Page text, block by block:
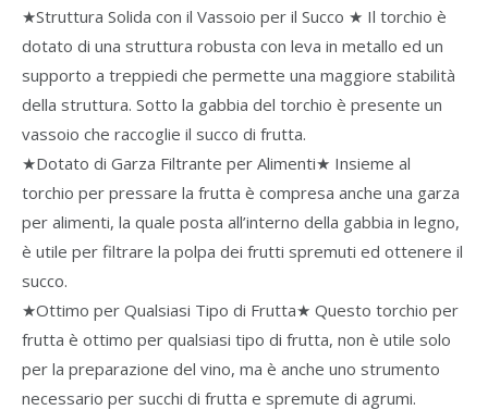
★Struttura Solida con il Vassoio per il Succo ★ Il torchio è
dotato di una struttura robusta con leva in metallo ed un
supporto a treppiedi che permette una maggiore stabilità
della struttura. Sotto la gabbia del torchio è presente un
vassoio che raccoglie il succo di frutta.
★Dotato di Garza Filtrante per Alimenti★ Insieme al
torchio per pressare la frutta è compresa anche una garza
per alimenti, la quale posta all’interno della gabbia in legno,
è utile per filtrare la polpa dei frutti spremuti ed ottenere il
succo.
★Ottimo per Qualsiasi Tipo di Frutta★ Questo torchio per
frutta è ottimo per qualsiasi tipo di frutta, non è utile solo
per la preparazione del vino, ma è anche uno strumento
necessario per succhi di frutta e spremute di agrumi.